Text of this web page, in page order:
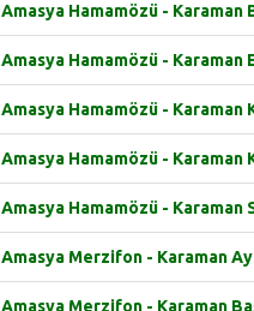
Amasya Hamamözü - Karaman
Amasya Hamamözü - Karaman
Amasya Hamamözü - Karaman
Amasya Hamamözü -
Amasya Hamamözü - Karaman
Amasya Merzifon - Karaman
Amasya Merzifon - Karaman